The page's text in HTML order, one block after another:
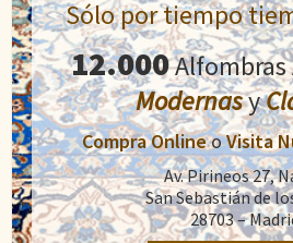
precio
original
era:
5.900,00€.
Añadir al
Sólo por tiempo
12.000Alfombras
Modernasy
Compra OnlineoVisita
Av. Pirineos 27,
San Sebastián de
28703 –